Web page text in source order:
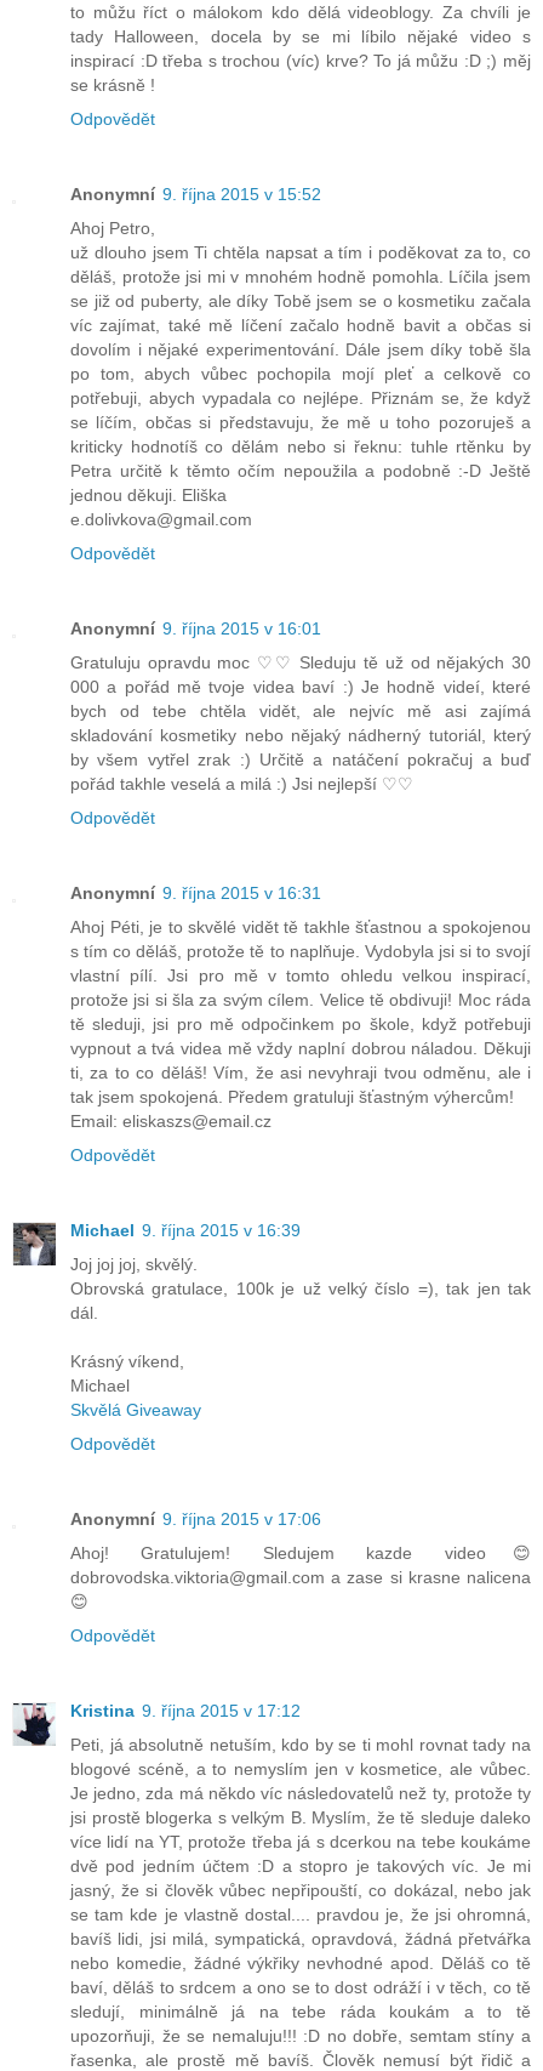
to můžu říct o málokom kdo dělá videoblogy. Za chvíli je
tady Halloween, docela by se mi líbilo nějaké video s
inspirací :D třeba s trochou (víc) krve? To já můžu :D ;) měj
se krásně !
Odpovědět
Anonymní 9. října 2015 v 15:52
Ahoj Petro,
už dlouho jsem Ti chtěla napsat a tím i poděkovat za to, co
děláš, protože jsi mi v mnohém hodně pomohla. Líčila jsem
se již od puberty, ale díky Tobě jsem se o kosmetiku začala
víc zajímat, také mě líčení začalo hodně bavit a občas si
dovolím i nějaké experimentování. Dále jsem díky tobě šla
po tom, abych vůbec pochopila mojí pleť a celkově co
potřebuji, abych vypadala co nejlépe. Přiznám se, že když
se líčím, občas si představuju, že mě u toho pozoruješ a
kriticky hodnotíš co dělám nebo si řeknu: tuhle rtěnku by
Petra určitě k těmto očím nepoužila a podobně :-D Ještě
jednou děkuji. Eliška
e.dolivkova@gmail.com
Odpovědět
Anonymní 9. října 2015 v 16:01
Gratuluju opravdu moc ♡♡ Sleduju tě už od nějakých 30
000 a pořád mě tvoje videa baví :) Je hodně videí, které
bych od tebe chtěla vidět, ale nejvíc mě asi zajímá
skladování kosmetiky nebo nějaký nádherný tutoriál, který
by všem vytřel zrak :) Určitě a natáčení pokračuj a buď
pořád takhle veselá a milá :) Jsi nejlepší ♡♡
Odpovědět
Anonymní 9. října 2015 v 16:31
Ahoj Péti, je to skvělé vidět tě takhle šťastnou a spokojenou
s tím co děláš, protože tě to naplňuje. Vydobyla jsi si to svojí
vlastní pílí. Jsi pro mě v tomto ohledu velkou inspirací,
protože jsi si šla za svým cílem. Velice tě obdivuji! Moc ráda
tě sleduji, jsi pro mě odpočinkem po škole, když potřebuji
vypnout a tvá videa mě vždy naplní dobrou náladou. Děkuji
ti, za to co děláš! Vím, že asi nevyhraji tvou odměnu, ale i
tak jsem spokojená. Předem gratuluji šťastným výhercům!
Email: eliskaszs@email.cz
Odpovědět
Michael 9. října 2015 v 16:39
Joj joj joj, skvělý.
Obrovská gratulace, 100k je už velký číslo =), tak jen tak
dál.
Krásný víkend,
Michael
Skvělá Giveaway
Odpovědět
Anonymní 9. října 2015 v 17:06
Ahoj! Gratulujem! Sledujem kazde video😊
dobrovodska.viktoria@gmail.com a zase si krasne nalicena
😊
Odpovědět
Kristina 9. října 2015 v 17:12
Peti, já absolutně netuším, kdo by se ti mohl rovnat tady na
blogové scéně, a to nemyslím jen v kosmetice, ale vůbec.
Je jedno, zda má někdo víc následovatelů než ty, protože ty
jsi prostě blogerka s velkým B. Myslím, že tě sleduje daleko
více lidí na YT, protože třeba já s dcerkou na tebe koukáme
dvě pod jedním účtem :D a stopro je takových víc. Je mi
jasný, že si člověk vůbec nepřipouští, co dokázal, nebo jak
se tam kde je vlastně dostal.... pravdou je, že jsi ohromná,
bavíš lidi, jsi milá, sympatická, opravdová, žádná přetvářka
nebo komedie, žádné výkřiky nevhodné apod. Děláš co tě
baví, děláš to srdcem a ono se to dost odráží i v těch, co tě
sledují, minimálně já na tebe ráda koukám a to tě
upozorňuji, že se nemaluju!!! :D no dobře, semtam stíny a
řasenka, ale prostě mě bavíš. Člověk nemusí být řidič a